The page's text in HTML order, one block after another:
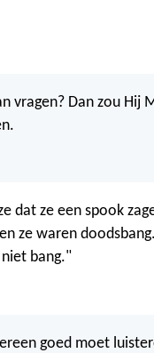
vragen? Dan zou Hij
dat ze een spook
ze waren
bang."
goed moet